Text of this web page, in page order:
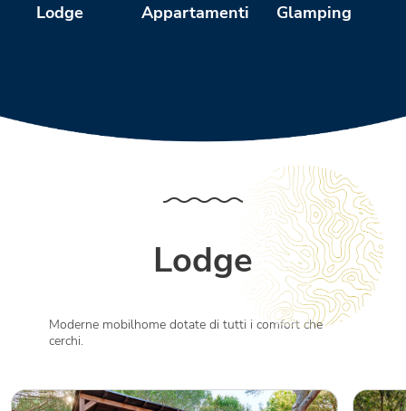
Lodge Appartamenti Glamping
Lodge
Moderne mobilhome dotate di tutti i comfort che
cerchi.